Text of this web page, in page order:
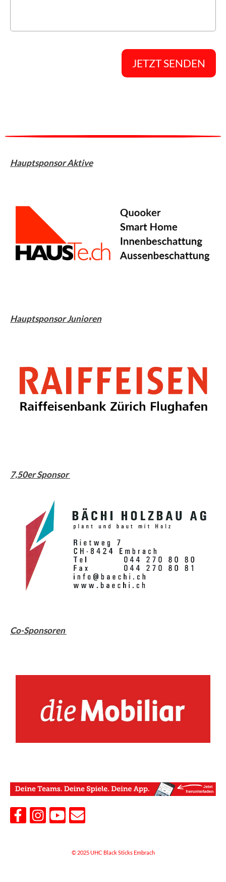
Hauptsponsor Aktive
Hauptsponsor Junioren
7,50er Sponsor
Co-Sponsoren
© 2025 UHC Black Sticks Embrach